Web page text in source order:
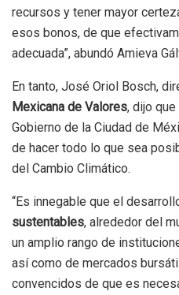
recursos y tener mayor
esos bonos, de que
adecuada”, abundó Amieva
En tanto, José Oriol Bosch,
Mexicana de Valores, dijo
Gobierno de la Ciudad de
de hacer todo lo que sea
del Cambio Climático.
“Es innegable que el
sustentables, alrededor del
un amplio rango de
así como de mercados
convencidos de que es